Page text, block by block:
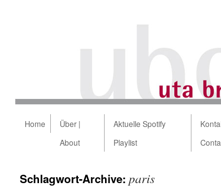
Home
Über |
About
Aktuelle Spotify
Playlist
Schlagwort-Archive: paris